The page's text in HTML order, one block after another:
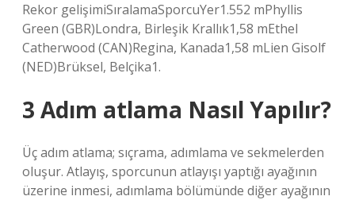
Rekor gelişimiSıralamaSporcuYer1.552 mPhyllis
Green (GBR)Londra, Birleşik Krallık1,58 mEthel
Catherwood (CAN)Regina, Kanada1,58 mLien Gisolf
(NED)Brüksel, Belçika1.
3 Adım atlama Nasıl Yapılır?
Üç adım atlama; sıçrama, adımlama ve sekmelerden
oluşur. Atlayış, sporcunun atlayışı yaptığı ayağının
üzerine inmesi, adımlama bölümünde diğer ayağının